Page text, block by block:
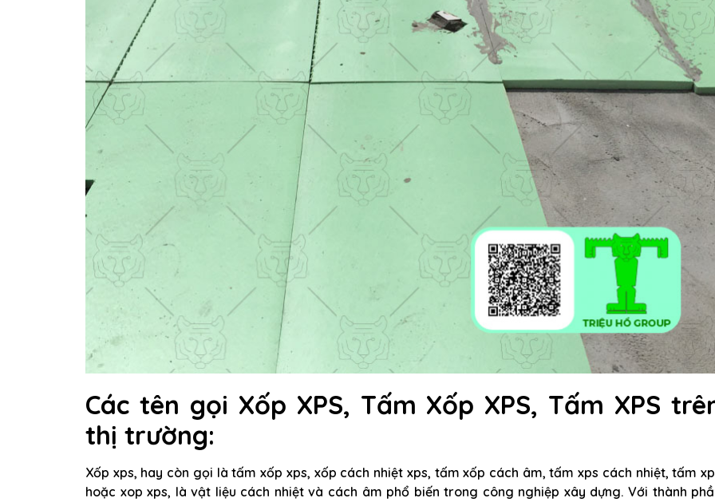
Các tên gọi Xốp XPS, Tấm Xốp XPS, Tấm XPS
thị trường:
Xốp xps, hay còn gọi là tấm xốp xps, xốp cách nhiệt xps, tấm xốp cách âm, tấm xps cách nhiệt, tấm
hoặc xop xps, là vật liệu cách nhiệt và cách âm phổ biến trong công nghiệp xây dựng. Với thành